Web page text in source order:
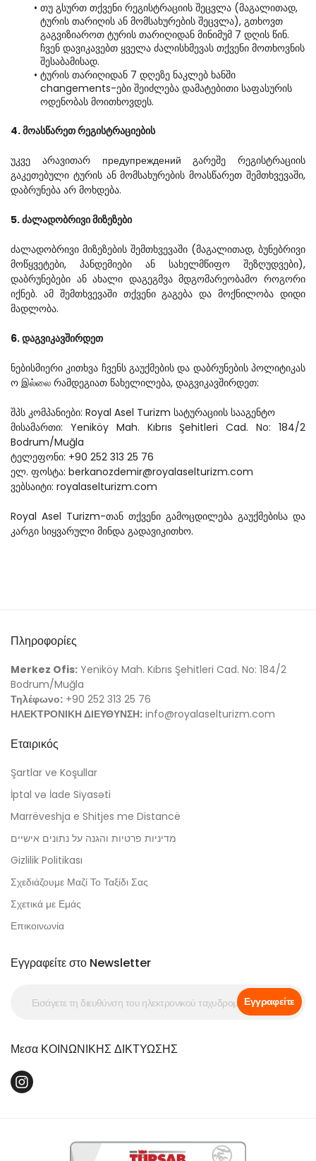
თუ გსურთ თქვენი რეგისტრაციის შეცვლა (მაგალითად,
ტურის თარიღის ან მომსახურების შეცვლა), გთხოვთ
გაგვიზიაროთ ტურის თარიღიდან მინიმუმ 7 დღის წინ.
ჩვენ დავიკავებთ ყველა ძალისხმევას თქვენი მოთხოვნის
შესაბამისად.
ტურის თარიღიდან 7 დღეზე ნაკლებ ხანში
changements-ები შეიძლება დამატებითი საფასურის
ოდენობას მოითხოვდეს.
4. მოასწარეთ რეგისტრაციების
უკვე არავითარ предупреждений გარეშე რეგისტრაციის
გაკეთებული ტურის ან მომსახურების მოასწარეთ შემთხვევაში,
დაბრუნება არ მოხდება.
5. ძალადობრივი მიზეზები
ძალადობრივი მიზეზების შემთხვევაში (მაგალითად, ბუნებრივი
მოწყვეტები, პანდემიები ან სახელმწიფო შეზღუდვები),
დაბრუნებები ან ახალი დაგეგმვა მდგომარეობამო როგორი
იქნებ. ამ შემთხვევაში თქვენი გაგება და მოქნილობა დიდი
მადლობა.
6. დაგვიკავშირდეთ
ნებისმიერი კითხვა ჩვენს გაუქმების და დაბრუნების პოლიტიკას
ო இல்லை რამდეგიათ წახელილება, დაგვიკავშირდეთ:
შპს კომპანიები: Royal Asel Turizm სატურაციის სააგენტო
მისამართი: Yeniköy Mah. Kıbrıs Şehitleri Cad. No: 184/2
Bodrum/Muğla
ტელეფონი: +90 252 313 25 76
ელ. ფოსტა: berkanozdemir@royalaselturizm.com
ვებსაიტი: royalaselturizm.com
Royal Asel Turizm-თან თქვენი გამოცდილება გაუქმებისა და
კარგი სიყვარული მინდა გადავიკითხო.
Πληροφορίες
Merkez Ofis: Yeniköy Mah. Kıbrıs Şehitleri Cad. No: 184/2
Bodrum/Muğla
Τηλέφωνο: +90 252 313 25 76
ΗΛΕΚΤΡΟΝΙΚΗ ΔΙΕΥΘΥΝΣΗ: info@royalaselturizm.com
Εταιρικός
Şartlar ve Koşullar
İptal və İade Siyasəti
Marrëveshja e Shitjes me Distancë
מדיניות פרטיות והגנה על נתונים אישיים
Gizlilik Politikası
Σχεδιάζουμε Μαζί Το Ταξίδι Σας
Σχετικά με Εμάς
Επικοινωνία
Εγγραφείτε στο Newsletter
Εγγραφείτε
Μεσα ΚΟΙΝΩΝΙΚΗΣ ΔΙΚΤΥΩΣΗΣ